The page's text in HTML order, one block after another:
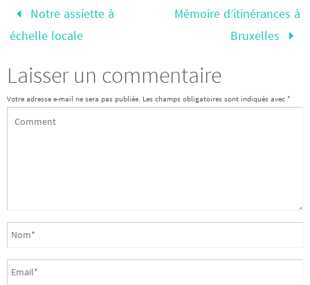
Notre assiette à
échelle locale
Mémoire d’itinérances à
Bruxelles
Laisser un commentaire
Votre adresse e-mail ne sera pas publiée. Les champs obligatoires sont indiqués avec *